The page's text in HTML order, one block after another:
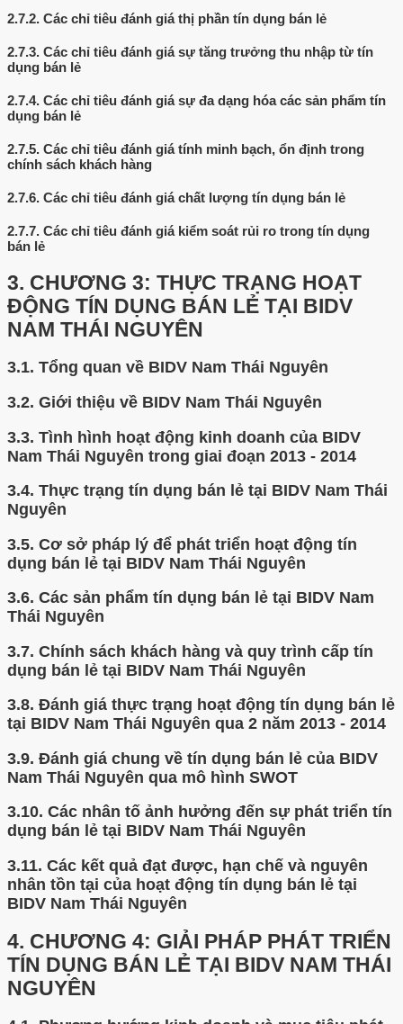
2.7.2. Các chỉ tiêu đánh giá thị phần tín dụng bán lẻ
2.7.3. Các chỉ tiêu đánh giá sự tăng trưởng thu nhập từ tín
dụng bán lẻ
2.7.4. Các chỉ tiêu đánh giá sự đa dạng hóa các sản phẩm tín
dụng bán lẻ
2.7.5. Các chỉ tiêu đánh giá tính minh bạch, ổn định trong
chính sách khách hàng
2.7.6. Các chỉ tiêu đánh giá chất lượng tín dụng bán lẻ
2.7.7. Các chỉ tiêu đánh giá kiểm soát rủi ro trong tín dụng
bán lẻ
3. CHƯƠNG 3: THỰC TRẠNG HOẠT
ĐỘNG TÍN DỤNG BÁN LẺ TẠI BIDV
NAM THÁI NGUYÊN
3.1. Tổng quan về BIDV Nam Thái Nguyên
3.2. Giới thiệu về BIDV Nam Thái Nguyên
3.3. Tình hình hoạt động kinh doanh của BIDV
Nam Thái Nguyên trong giai đoạn 2013 - 2014
3.4. Thực trạng tín dụng bán lẻ tại BIDV Nam Thái
Nguyên
3.5. Cơ sở pháp lý để phát triển hoạt động tín
dụng bán lẻ tại BIDV Nam Thái Nguyên
3.6. Các sản phẩm tín dụng bán lẻ tại BIDV Nam
Thái Nguyên
3.7. Chính sách khách hàng và quy trình cấp tín
dụng bán lẻ tại BIDV Nam Thái Nguyên
3.8. Đánh giá thực trạng hoạt động tín dụng bán lẻ
tại BIDV Nam Thái Nguyên qua 2 năm 2013 - 2014
3.9. Đánh giá chung về tín dụng bán lẻ của BIDV
Nam Thái Nguyên qua mô hình SWOT
3.10. Các nhân tố ảnh hưởng đến sự phát triển tín
dụng bán lẻ tại BIDV Nam Thái Nguyên
3.11. Các kết quả đạt được, hạn chế và nguyên
nhân tồn tại của hoạt động tín dụng bán lẻ tại
BIDV Nam Thái Nguyên
4. CHƯƠNG 4: GIẢI PHÁP PHÁT TRIỂN
TÍN DỤNG BÁN LẺ TẠI BIDV NAM THÁI
NGUYÊN